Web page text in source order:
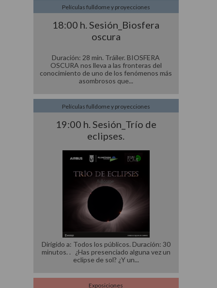
18:00 h. Sesión_Biosfera
oscura
Películas fulldome y proyecciones
Duración: 28 min. Tráiler. BIOSFERA
OSCURA nos lleva a las fronteras del
conocimiento de uno de los fenómenos más
asombrosos que
19:00 h. Sesión_Trío de
eclipses.
Películas fulldome y proyecciones
Dirigido a: Todos los públicos. Duración: 30
minutos. . ¿Has presenciado alguna vez un
eclipse de sol? ¿Y un
Exposiciones